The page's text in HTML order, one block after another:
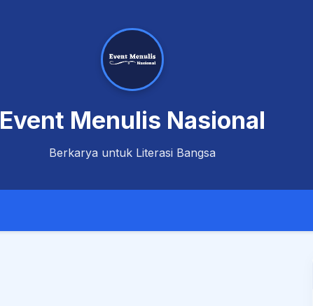
Event Menulis Nasional
Berkarya untuk Literasi Bangsa